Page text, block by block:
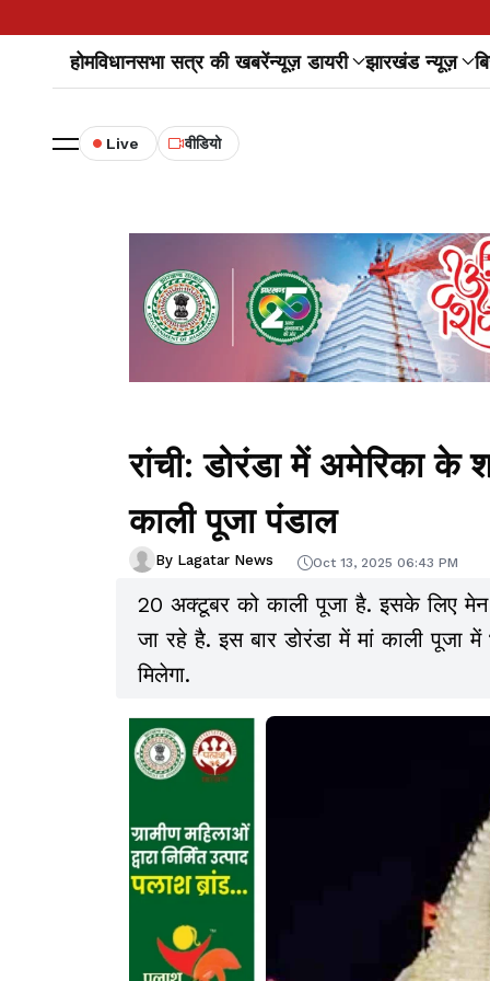
होमविधानसभा सत्र की खबरेंन्यूज़ डायरी झारखंड न्यूज़
Live वीडियो
रांची: डोरंडा में अमेरिका के
काली पूजा पंडाल
By Lagatar News Oct 13, 2025 06:43 PM
20 अक्टूबर को काली पूजा है. इसके लिए मेन
जा रहे है. इस बार डोरंडा में मां काली
मिलेगा.